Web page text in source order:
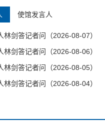
使馆发言人
剑答记者问（2026-08-07）
剑答记者问（2026-08-06）
剑答记者问（2026-08-05）
剑答记者问（2026-08-04）